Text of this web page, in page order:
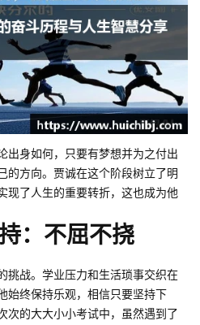
出身如何，只要有梦想并为之付出
的方向。贾诚在这个阶段树立了明
现了人生的重要转折，这也成为他
：不屈不挠
挑战。学业压力和生活琐事交织在
始终保持乐观，相信只要坚持下
次的大大小小考试中，虽然遇到了